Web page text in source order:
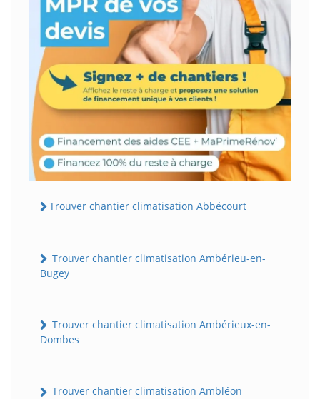
Trouver chantier climatisation Abbécourt
Trouver chantier climatisation Ambérieu-en-
Bugey
Trouver chantier climatisation Ambérieux-en-
Dombes
Trouver chantier climatisation Ambléon